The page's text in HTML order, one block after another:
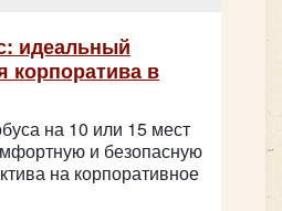
идеальный
корпоратива в
на 10 или 15 мест
и безопасную
на корпоративное